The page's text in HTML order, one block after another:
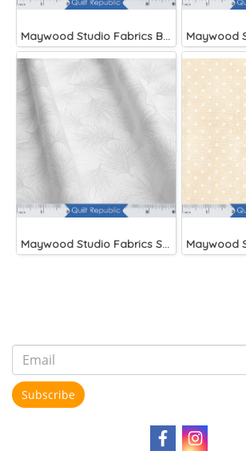
Maywood Studio Fabrics Beautiful Basics Blue
Maywood Studio Fabrics Solitaire Whites
Subscribe